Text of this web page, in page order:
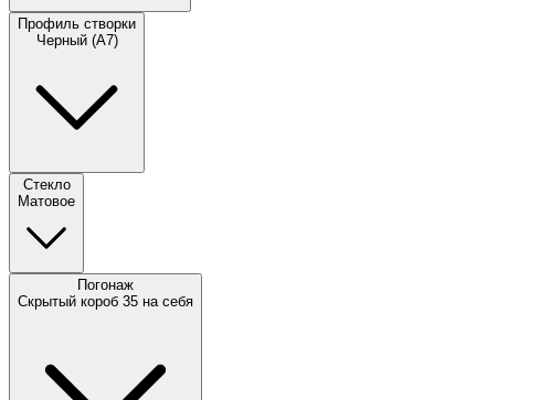
Профиль створки
Черный (A7)
Стекло
Матовое
Погонаж
Скрытый короб 35 на себя